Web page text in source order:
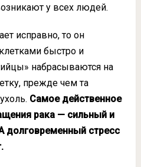
у всех людей.
исправно, то он
быстро и
набрасываются на
прежде чем та
Самое действенное
рака — сильный и
долговременный стресс